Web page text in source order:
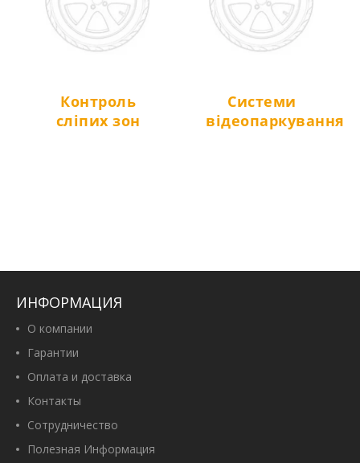
Контроль
сліпих зон
Системи
відеопаркування
ИНФОРМАЦИЯ
О компании
Гарантии
Оплата и доставка
Контакты
Сотрудничество
Полезная Информация